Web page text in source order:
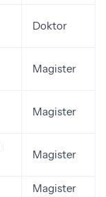
Doktor
Magister
Magister
Magister
Magister